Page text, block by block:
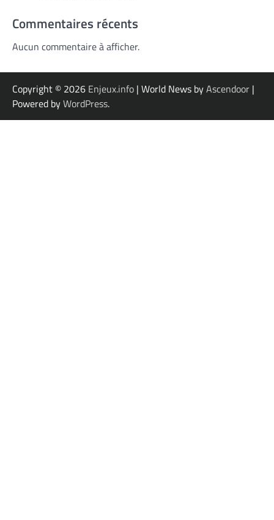
Commentaires récents
Aucun commentaire à afficher.
Copyright © 2026 Enjeux.info | World News byAscendoor |
Powered byWordPress.